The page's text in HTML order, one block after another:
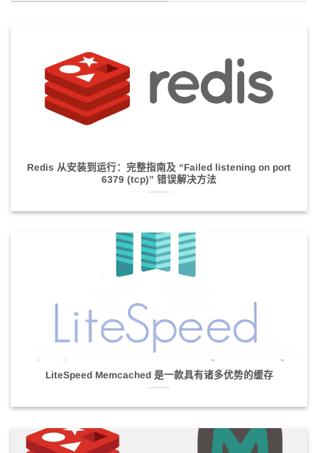
Redis 从安装到运行：完整指南及 “Failed listening on port
6379 (tcp)” 错误解决方法
LiteSpeed Memcached 是一款具有诸多优势的缓存